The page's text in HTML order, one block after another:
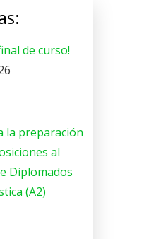
de curso!
la preparación
al
Diplomados
(A2)